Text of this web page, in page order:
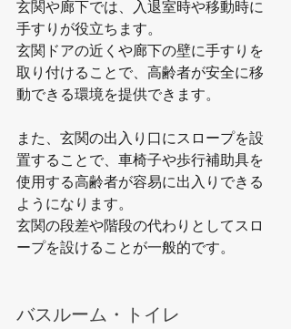
玄関や廊下では、入退室時や移動時に
手すりが役立ちます。
玄関ドアの近くや廊下の壁に手すりを
取り付けることで、高齢者が安全に移
動できる環境を提供できます。
また、玄関の出入り口にスロープを設
置することで、車椅子や歩行補助具を
使用する高齢者が容易に出入りできる
ようになります。
玄関の段差や階段の代わりとしてスロ
ープを設けることが一般的です。
バスルーム・トイレ